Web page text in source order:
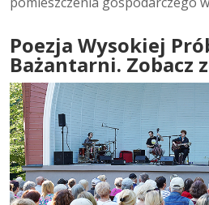
Poezja Wysokiej
Bażantarni. Zobacz